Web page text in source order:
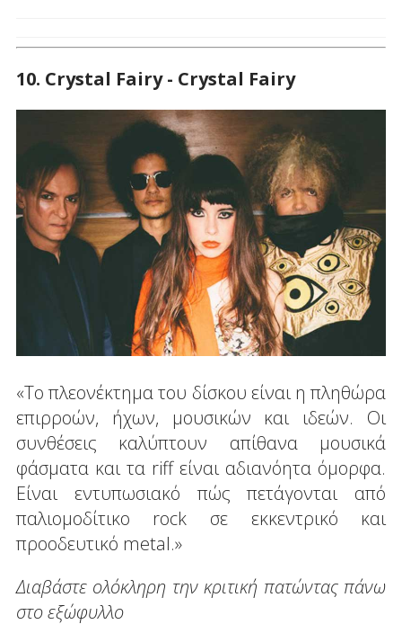
10. Crystal Fairy - Crystal Fairy
«Tο πλεονέκτημα του δίσκου είναι η πληθώρα
επιρροών, ήχων, μουσικών και ιδεών. Οι
συνθέσεις καλύπτουν απίθανα μουσικά
φάσματα και τα riff είναι αδιανόητα όμορφα.
Είναι εντυπωσιακό πώς πετάγονται από
παλιομοδίτικο rock σε εκκεντρικό και
προοδευτικό metal.»
Διαβάστε ολόκληρη την κριτική πατώντας πάνω
στο εξώφυλλο